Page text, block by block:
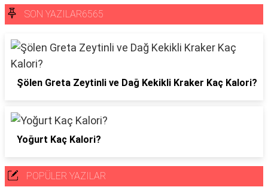
SON YAZILAR6565
Şölen Greta Zeytinli ve Dağ Kekikli Kraker Kaç Kalori?
Yoğurt Kaç Kalori?
POPÜLER YAZILAR